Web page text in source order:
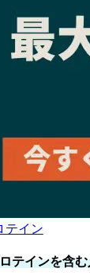
テイン
テインを含